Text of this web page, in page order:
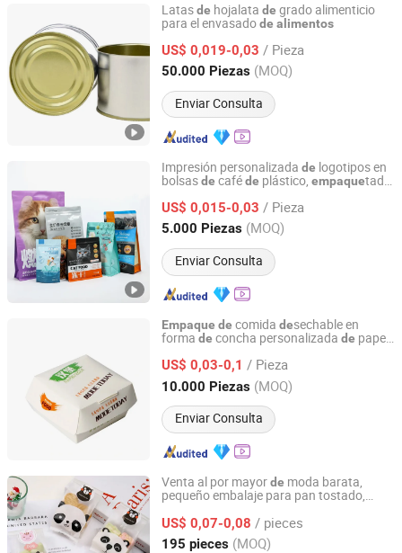
Latasde hojalata de grado alimenticio
para el envasadode alimentos
US$ 0,019-0,03 / Pieza
50.000 Piezas (MOQ)
Enviar Consulta
Hongfeng Metal Technology Development (Tianjin) Co.,
Ltd.
Tianjin, China Desde 2026
Impresión personalizada de logotipos en
bolsasde caféde plástico, empaquetado
US$ 0,015-0,03 / Pieza
5.000 Piezas (MOQ)
Enviar Consulta
Guangzhou NStar Packaging Co., Ltd.
Guangdong, China Desde 2024
Empaque de comida desechable en
forma de concha personalizada de papel
US$ 0,03-0,1 / Pieza
10.000 Piezas (MOQ)
Enviar Consulta
Dongguan Welm Eco Packaging Tech Co., Ltd.
Guangdong, China Desde 2022
Venta al por mayorde moda barata,
pequeño embalaje para pan tostado,
alimentos
US$ 0,07-0,08 / pieces
195 pieces (MOQ)
Chaozhou Chaoan Daxiong Color Printing Co., Ltd.
Guangdong, China Desde 2024